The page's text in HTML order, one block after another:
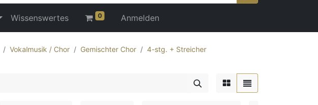
Wissenswertes 0 Anmelden
Vokalmusik / Chor Gemischter Chor
4-stg. + Streicher